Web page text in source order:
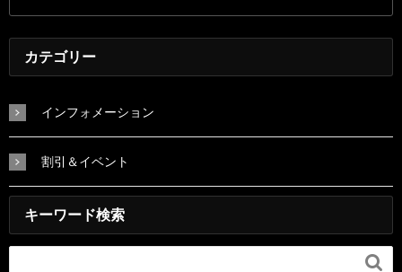
カテゴリー
インフォメーション
割引＆イベント
キーワード検索
